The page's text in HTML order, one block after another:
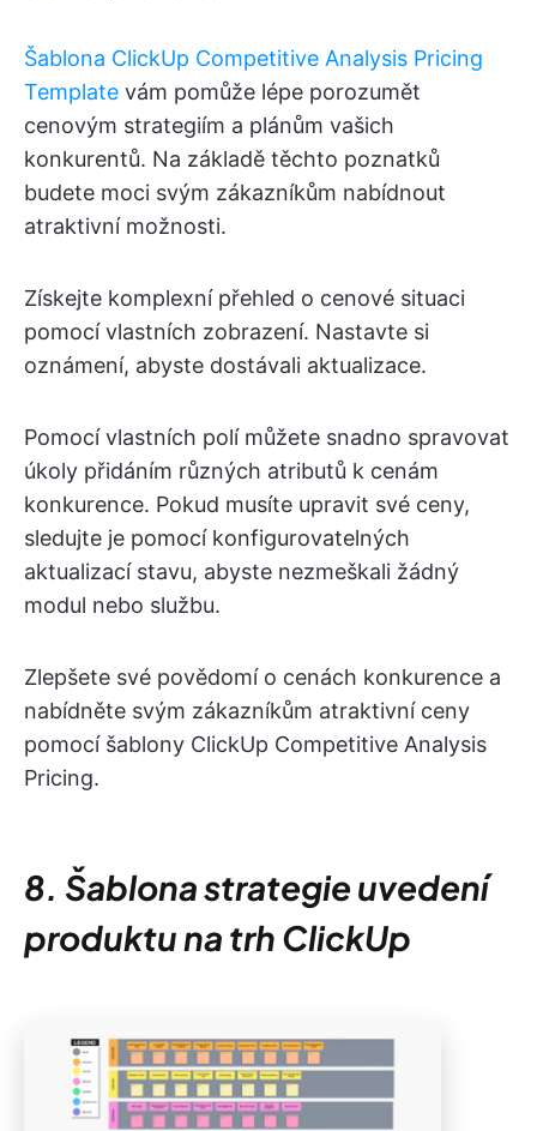
Šablona ClickUp Competitive Analysis Pricing
Template vám pomůže lépe porozumět
cenovým strategiím a plánům vašich
konkurentů. Na základě těchto poznatků
budete moci svým zákazníkům nabídnout
atraktivní možnosti.
Získejte komplexní přehled o cenové situaci
pomocí vlastních zobrazení. Nastavte si
oznámení, abyste dostávali aktualizace.
Pomocí vlastních polí můžete snadno spravovat
úkoly přidáním různých atributů k cenám
konkurence. Pokud musíte upravit své ceny,
sledujte je pomocí konfigurovatelných
aktualizací stavu, abyste nezmeškali žádný
modul nebo službu.
Zlepšete své povědomí o cenách konkurence a
nabídněte svým zákazníkům atraktivní ceny
pomocí šablony ClickUp Competitive Analysis
Pricing.
8. Šablona strategie uvedení
produktu na trh ClickUp